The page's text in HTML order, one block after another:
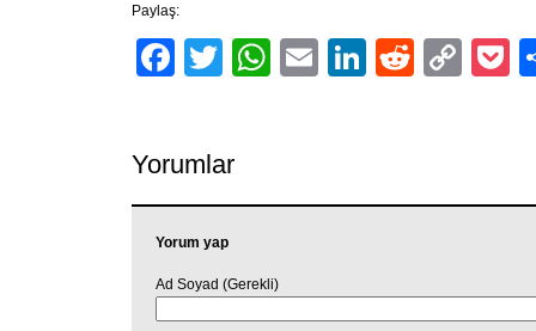
Paylaş:
Facebook
TwitterWhatsApp
EmailLinkedIn
Reddit
Yorumlar
Yorum yap
Ad Soyad (Gerekli)